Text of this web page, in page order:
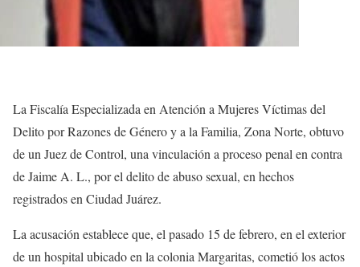
La Fiscalía Especializada en Atención a Mujeres Víctimas del
Delito por Razones de Género y a la Familia, Zona Norte, obtuvo
de un Juez de Control, una vinculación a proceso penal en contra
de Jaime A. L., por el delito de abuso sexual, en hechos
registrados en Ciudad Juárez.
La acusación establece que, el pasado 15 de febrero, en el exterior
de un hospital ubicado en la colonia Margaritas, cometió los actos